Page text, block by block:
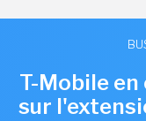
T-Mobile
sur